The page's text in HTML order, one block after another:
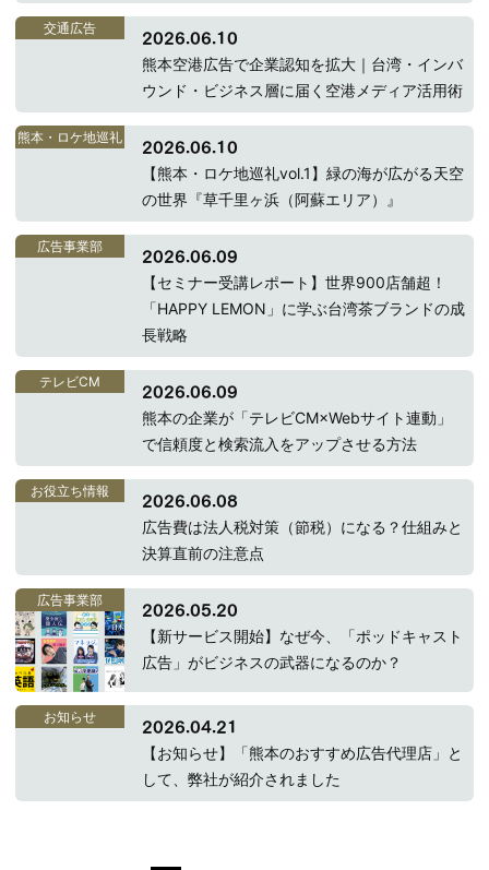
交通広告
2026.06.10
熊本空港広告で企業認知を拡大｜台湾・インバ
ウンド・ビジネス層に届く空港メディア活用術
熊本・ロケ地巡礼
2026.06.10
【熊本・ロケ地巡礼vol.1】緑の海が広がる天空
の世界『草千里ヶ浜（阿蘇エリア）』
広告事業部
2026.06.09
【セミナー受講レポート】世界900店舗超！
「HAPPY LEMON」に学ぶ台湾茶ブランドの成
長戦略
テレビCM
2026.06.09
熊本の企業が「テレビCM×Webサイト連動」
で信頼度と検索流入をアップさせる方法
お役立ち情報
2026.06.08
広告費は法人税対策（節税）になる？仕組みと
決算直前の注意点
広告事業部
2026.05.20
【新サービス開始】なぜ今、「ポッドキャスト
広告」がビジネスの武器になるのか？
お知らせ
2026.04.21
【お知らせ】「熊本のおすすめ広告代理店」と
して、弊社が紹介されました